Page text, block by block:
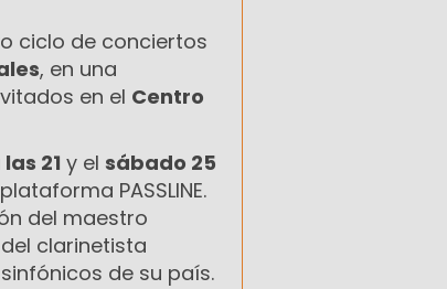
ciclo de conciertos
, en una
en el Centro
21 y el sábado 25
PASSLINE.
del maestro
clarinetista
de su país.